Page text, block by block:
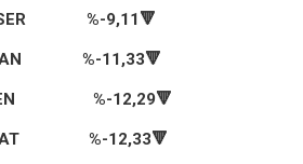
%-9,11🔻
%-11,33🔻
%-12,29🔻
%-12,33🔻